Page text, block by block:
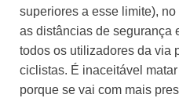
superiores a esse limite),
as distâncias de segurança
todos os utilizadores da via
ciclistas. É inaceitável
porque se vai com mais